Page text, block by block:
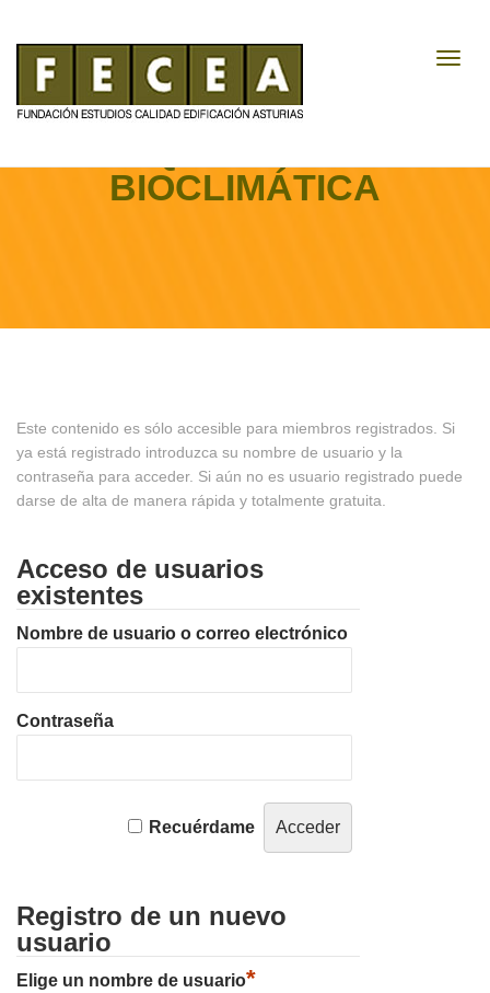
BIOCLIMÁTICA
Este contenido es sólo accesible para miembros registrados. Si
ya está registrado introduzca su nombre de usuario y la
contraseña para acceder. Si aún no es usuario registrado puede
darse de alta de manera rápida y totalmente gratuita.
Acceso de usuarios
existentes
Nombre de usuario o correo electrónico
Contraseña
Recuérdame
Registro de un nuevo
usuario
Elige un nombre de usuario*